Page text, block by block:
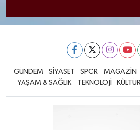
GÜNDEM SİYASET SPOR MAGAZİN
YAŞAM & SAĞLIK
TEKNOLOJİ